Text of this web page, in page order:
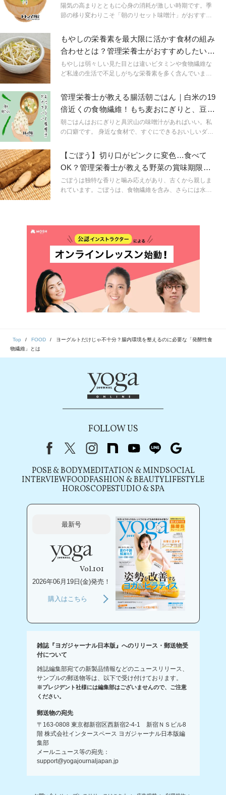
噌汁
陽気の高まりとともに心身の消耗が激しい時期です。季
節の移り変わりこそ「朝のリセット味噌汁」がおすすめ
もやしの栄養素を最大限に活かす食材の組み
合わせとは？管理栄養士がおすすめしたい食
べ方３つ＋レシピ
もやしは弱々しい見た目とは違いビタミンや食物繊維な
ど私達の生活で不足しがちな栄養素を多く含んでいま
慣病の予防にピッタリの野菜です。 そんな魅力たっぷり
のもやしの栄養を効率よくたべる組み合わせをお伝えし
ます。
管理栄養士が教える腸活朝ごはん｜白米の19
倍近くの食物繊維！もち麦おにぎりと、豆腐
と白菜の味噌汁
朝ごはんはおにぎりと具沢山の味噌汁があればいい。私
の口癖です。 身近な食材で、すぐにできるおいしいダイ
【ごぼう】切り口がピンクに変色…食べて
OK？管理栄養士が教える野菜の賞味期限の
見分け方
ごぼうは独特な香りと噛み応えがあり、古くから親しま
れています。ごぼうは、食物繊維を含み、さらには水溶
Top FOOD
ヨーグルトだけじゃ不十分？腸内環境を整えるのに必要な「発酵性食
物繊維」とは
FOLLOW US
FacebookX（旧Twitter）
instagram
note youtubeline
POSE & BODYMEDITATION & MINDSOCIAL
INTERVIEWFOODFASHION & BEAUTYLIFESTYLE
HOROSCOPESTUDIO & SPA
最新号
Vol.101
2026年06月19日(金)発売！
購入はこちら
雑誌『ヨガジャーナル日本版』へのリリース・郵送物受
付について
雑誌編集部宛ての新製品情報などのニュースリリース、
サンプルの郵送物等は、以下で受け付けております。
※プレジデント社様には編集部はございませんので、ご注意
ください。
郵送物の宛先
〒163-0808 東京都新宿区西新宿2-4-1 新宿ＮＳビル8
階 株式会社インタースペース ヨガジャーナル日本版編
集部
メールニュース等の宛先：
support@yogajournaljapan.jp